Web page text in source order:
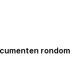
rondom